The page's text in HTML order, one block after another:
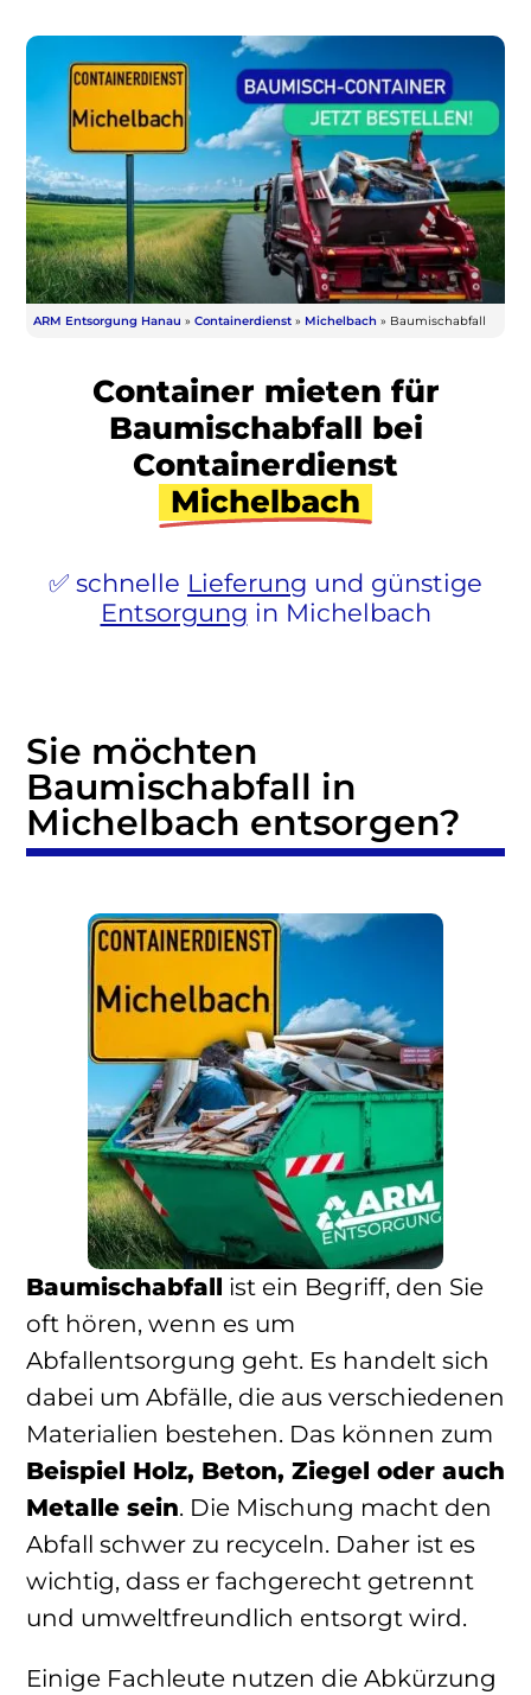
ARM Entsorgung Hanau » Containerdienst » Michelbach » Baumischabfall
Container mieten für
Baumischabfall bei
Containerdienst
Michelbach
schnelle Lieferung und günstige
Entsorgung in Michelbach
Sie möchten
Baumischabfall in
Michelbach entsorgen?
Baumischabfall ist ein Begriff, den Sie
oft hören, wenn es um
Abfallentsorgung geht. Es handelt sich
dabei um Abfälle, die aus verschiedenen
Materialien bestehen. Das können zum
Beispiel Holz, Beton, Ziegel oder auch
Metalle sein. Die Mischung macht den
Abfall schwer zu recyceln. Daher ist es
wichtig, dass er fachgerecht getrennt
und umweltfreundlich entsorgt wird.
Einige Fachleute nutzen die Abkürzung